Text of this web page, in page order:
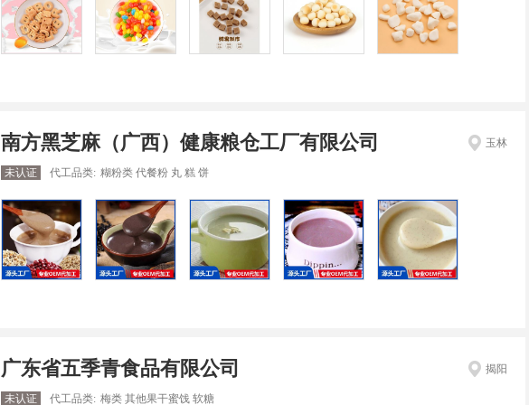
南方黑芝麻（广西）健康粮仓工厂有限公司 玉林
未认证 代工品类: 糊粉类 代餐粉 丸 糕 饼
广东省五季青食品有限公司 揭阳
未认证 代工品类: 梅类 其他果干蜜饯 软糖